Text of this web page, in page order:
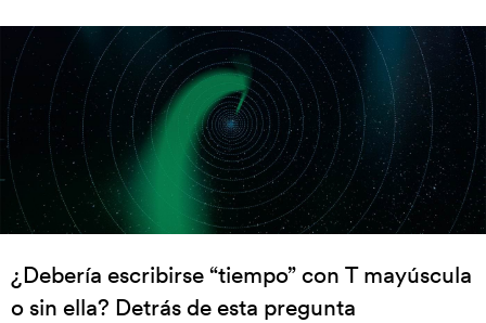
¿Debería escribirse “tiempo” con T mayúscula
o sin ella? Detrás de esta pregunta